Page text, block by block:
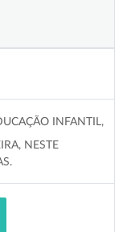
INFANTIL,
NESTE